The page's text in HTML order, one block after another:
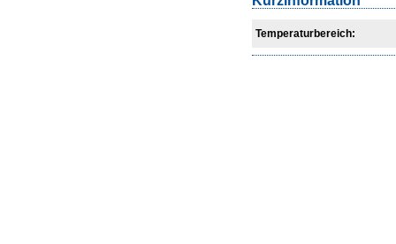
Temperaturbereich: